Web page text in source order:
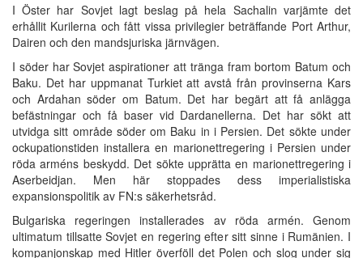
I Öster har Sovjet lagt beslag på hela Sachalin varjämte det
erhållit Kurilerna och fått vissa privilegier beträffande Port Arthur,
Dairen och den mandsjuriska järnvägen.
I söder har Sovjet aspirationer att tränga fram bortom Batum och
Baku. Det har uppmanat Turkiet att avstå från provinserna Kars
och Ardahan söder om Batum. Det har begärt att få anlägga
befästningar och få baser vid Dardanellerna. Det har sökt att
utvidga sitt område söder om Baku in i Persien. Det sökte under
ockupationstiden installera en marionettregering i Persien under
röda arméns beskydd. Det sökte upprätta en marionettregering i
Aserbeidjan. Men här stoppades dess imperialistiska
expansionspolitik av FN:s säkerhetsråd.
Bulgariska regeringen installerades av röda armén. Genom
ultimatum tillsatte Sovjet en regering efter sitt sinne i Rumänien. I
kompanjonskap med Hitler överföll det Polen och slog under sig